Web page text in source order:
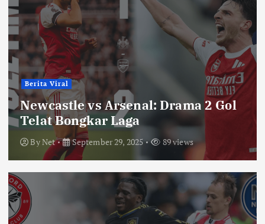
Berita Viral
Newcastle vs Arsenal: Drama 2 Gol
Telat Bongkar Laga
ByNet September 29, 2025 89 views